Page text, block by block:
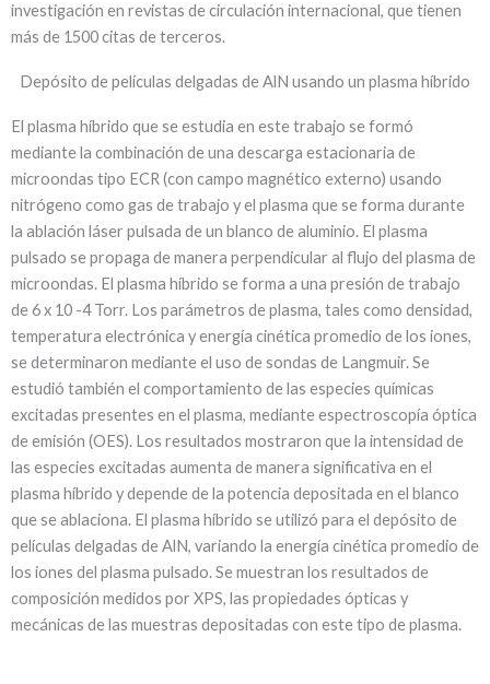
investigación en revistas de circulación internacional, que tienen
más de 1500 citas de terceros.
Depósito de películas delgadas de AlN usando un plasma híbrido
El plasma híbrido que se estudia en este trabajo se formó
mediante la combinación de una descarga estacionaria de
microondas tipo ECR (con campo magnético externo) usando
nitrógeno como gas de trabajo y el plasma que se forma durante
la ablación láser pulsada de un blanco de aluminio. El plasma
pulsado se propaga de manera perpendicular al flujo del plasma de
microondas. El plasma híbrido se forma a una presión de trabajo
de 6 x 10 -4 Torr. Los parámetros de plasma, tales como densidad,
temperatura electrónica y energía cinética promedio de los iones,
se determinaron mediante el uso de sondas de Langmuir. Se
estudió también el comportamiento de las especies químicas
excitadas presentes en el plasma, mediante espectroscopía óptica
de emisión (OES). Los resultados mostraron que la intensidad de
las especies excitadas aumenta de manera significativa en el
plasma híbrido y depende de la potencia depositada en el blanco
que se ablaciona. El plasma híbrido se utilizó para el depósito de
películas delgadas de AlN, variando la energía cinética promedio de
los iones del plasma pulsado. Se muestran los resultados de
composición medidos por XPS, las propiedades ópticas y
mecánicas de las muestras depositadas con este tipo de plasma.